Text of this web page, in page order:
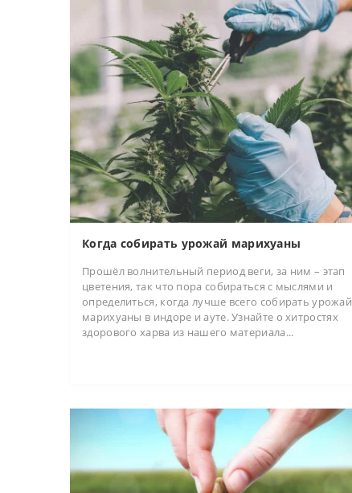
Когда собирать урожай марихуаны
Прошёл волнительный период веги, за ним – этап
цветения, так что пора собираться с мыслями и
определиться, когда лучше всего собирать урожай
марихуаны в индоре и ауте. Узнайте о хитростях
здорового харва из нашего материала...